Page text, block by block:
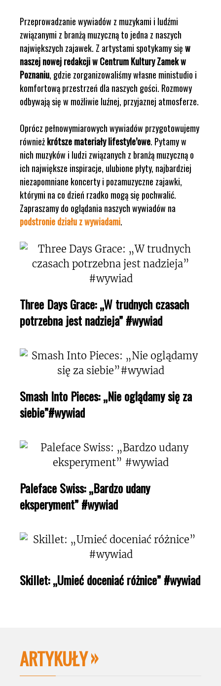
Przeprowadzanie wywiadów z muzykami i ludźmi
związanymi z branżą muzyczną to jedna z naszych
największych zajawek. Z artystami spotykamy sięw
naszej nowej redakcji w Centrum Kultury Zamek w
Poznaniu, gdzie zorganizowaliśmy własne ministudio i
komfortową przestrzeń dla naszych gości. Rozmowy
odbywają się w możliwie luźnej, przyjaznej atmosferze.
Oprócz pełnowymiarowych wywiadów przygotowujemy
równieżkrótsze materiały lifestyle’owe. Pytamy w
nich muzyków i ludzi związanych z branżą muzyczną o
ich największe inspiracje, ulubione płyty, najbardziej
niezapomniane koncerty i pozamuzyczne zajawki,
którymi na co dzień rzadko mogą się pochwalić.
Zapraszamy do oglądania naszych wywiadów na
podstronie działu z wywiadami.
Three Days Grace: „W trudnych czasach
potrzebna jest nadzieja” #wywiad
Smash Into Pieces: „Nie oglądamy się za
siebie”#wywiad
Paleface Swiss: „Bardzo udany
eksperyment” #wywiad
Skillet: „Umieć doceniać różnice” #wywiad
ARTYKUŁY